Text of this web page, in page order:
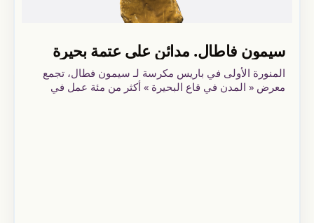
سيمون فاطال. مدائن على عتمة بحيرة
المنورة الأولى في باريس مكرسة لـ سيمون فطال، تجمع
معرض « المدن في قاع البحيرة » أكثر من مئة عمل في